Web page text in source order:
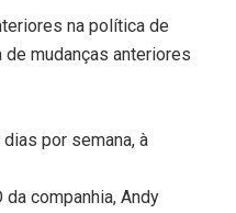
na política de
mudanças anteriores
por semana, à
companhia, Andy